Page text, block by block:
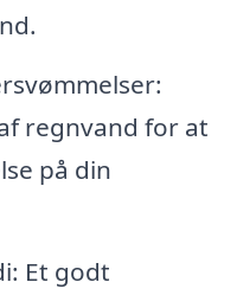
regnvand for at
på din
Et godt